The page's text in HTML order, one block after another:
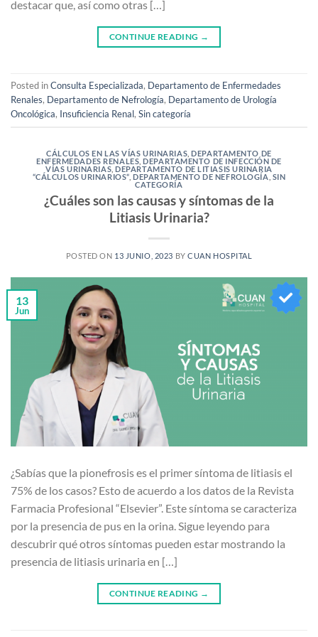
destacar que, así como otras […]
CONTINUE READING →
Posted inConsulta Especializada, Departamento de Enfermedades
Renales, Departamento de Nefrología, Departamento de Urología
Oncológica, Insuficiencia Renal, Sin categoría
CÁLCULOS EN LAS VÍAS URINARIAS ,DEPARTAMENTO DE
ENFERMEDADES RENALES ,DEPARTAMENTO DE INFECCIÓN DE
VÍAS URINARIAS ,DEPARTAMENTO DE LITIASIS URINARIA
“CÁLCULOS URINARIOS“, DEPARTAMENTO DE NEFROLOGÍA SIN
CATEGORÍA
¿Cuáles son las causas y síntomas de la
Litiasis Urinaria?
POSTED ON 13 JUNIO, 2023 BYCUAN HOSPITAL
13
Jun
¿Sabías que la pionefrosis es el primer síntoma de litiasis el
75% de los casos? Esto de acuerdo a los datos de la Revista
Farmacia Profesional “Elsevier”. Este síntoma se caracteriza
por la presencia de pus en la orina. Sigue leyendo para
descubrir qué otros síntomas pueden estar mostrando la
presencia de litiasis urinaria en […]
CONTINUE READING →